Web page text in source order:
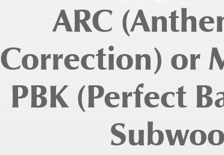
ARC
Correction) or
PBK (Perfect